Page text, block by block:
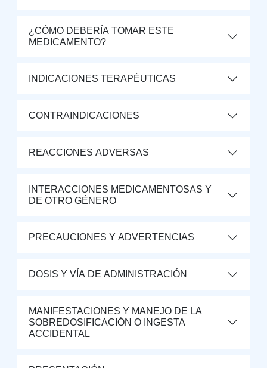
¿CÓMO DEBERÍA TOMAR ESTE
MEDICAMENTO?
INDICACIONES TERAPÉUTICAS
CONTRAINDICACIONES
REACCIONES ADVERSAS
INTERACCIONES MEDICAMENTOSAS Y
DE OTRO GÉNERO
PRECAUCIONES Y ADVERTENCIAS
DOSIS Y VÍA DE ADMINISTRACIÓN
MANIFESTACIONES Y MANEJO DE LA
SOBREDOSIFICACIÓN O INGESTA
ACCIDENTAL